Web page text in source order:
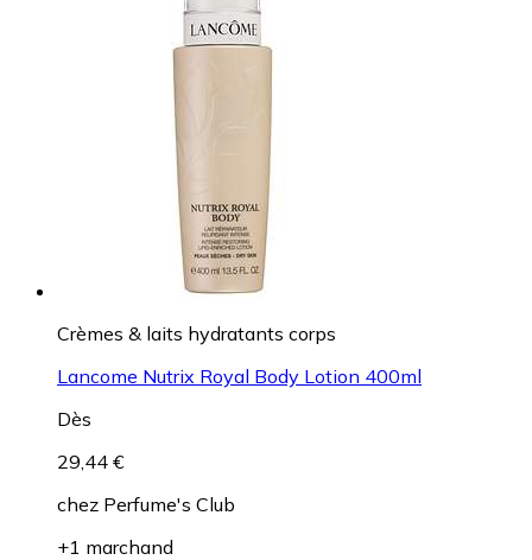
Crèmes & laits hydratants corps
Lancome Nutrix Royal Body Lotion 400ml
Dès
29,44 €
chez Perfume's Club
+1 marchand